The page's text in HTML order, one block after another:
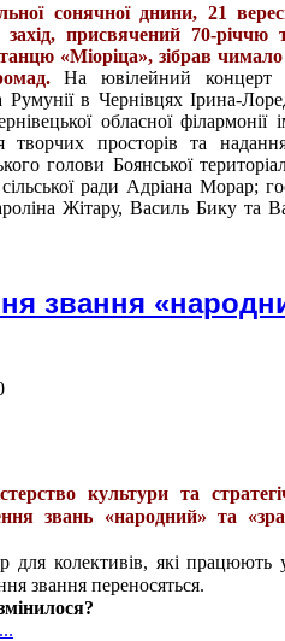
сонячної днини, 21
присвячений 70-річчю
«Міоріца», зібрав
На ювілейний концерт
Румунії в Чернівцях Ірина-
обласної
творчих просторів та
голови Боянської
ради Адріана Морар;
Жітару, Василь Бику та
звання
культури та
звань «народний» та
для колективів, які працюють
звання переносяться.